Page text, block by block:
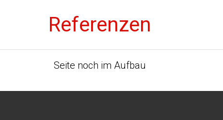
Prefa-Bedachung
Lüftung
Referenzen
Seite noch im Aufbau